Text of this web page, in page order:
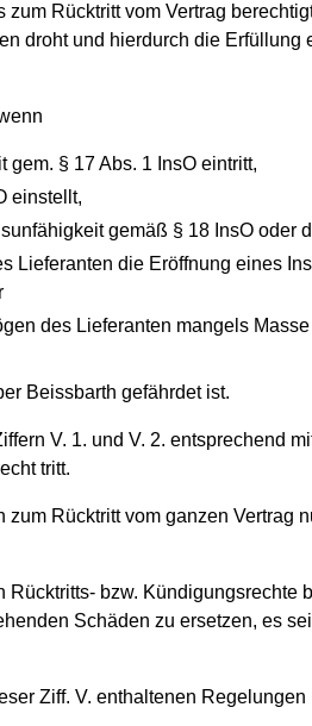
Rücktritt vom Vertrag
droht und hierdurch die
§ 17 Abs. 1 InsO eintritt,
einstellt,
gemäß § 18 InsO oder
Lieferanten die Eröffnung eines
des Lieferanten mangels
Beissbarth gefährdet ist.
V. 1. und V. 2. entsprechend
tritt.
Rücktritt vom ganzen Vertrag
bzw. Kündigungsrechte
Schäden zu ersetzen, es
Ziff. V. enthaltenen